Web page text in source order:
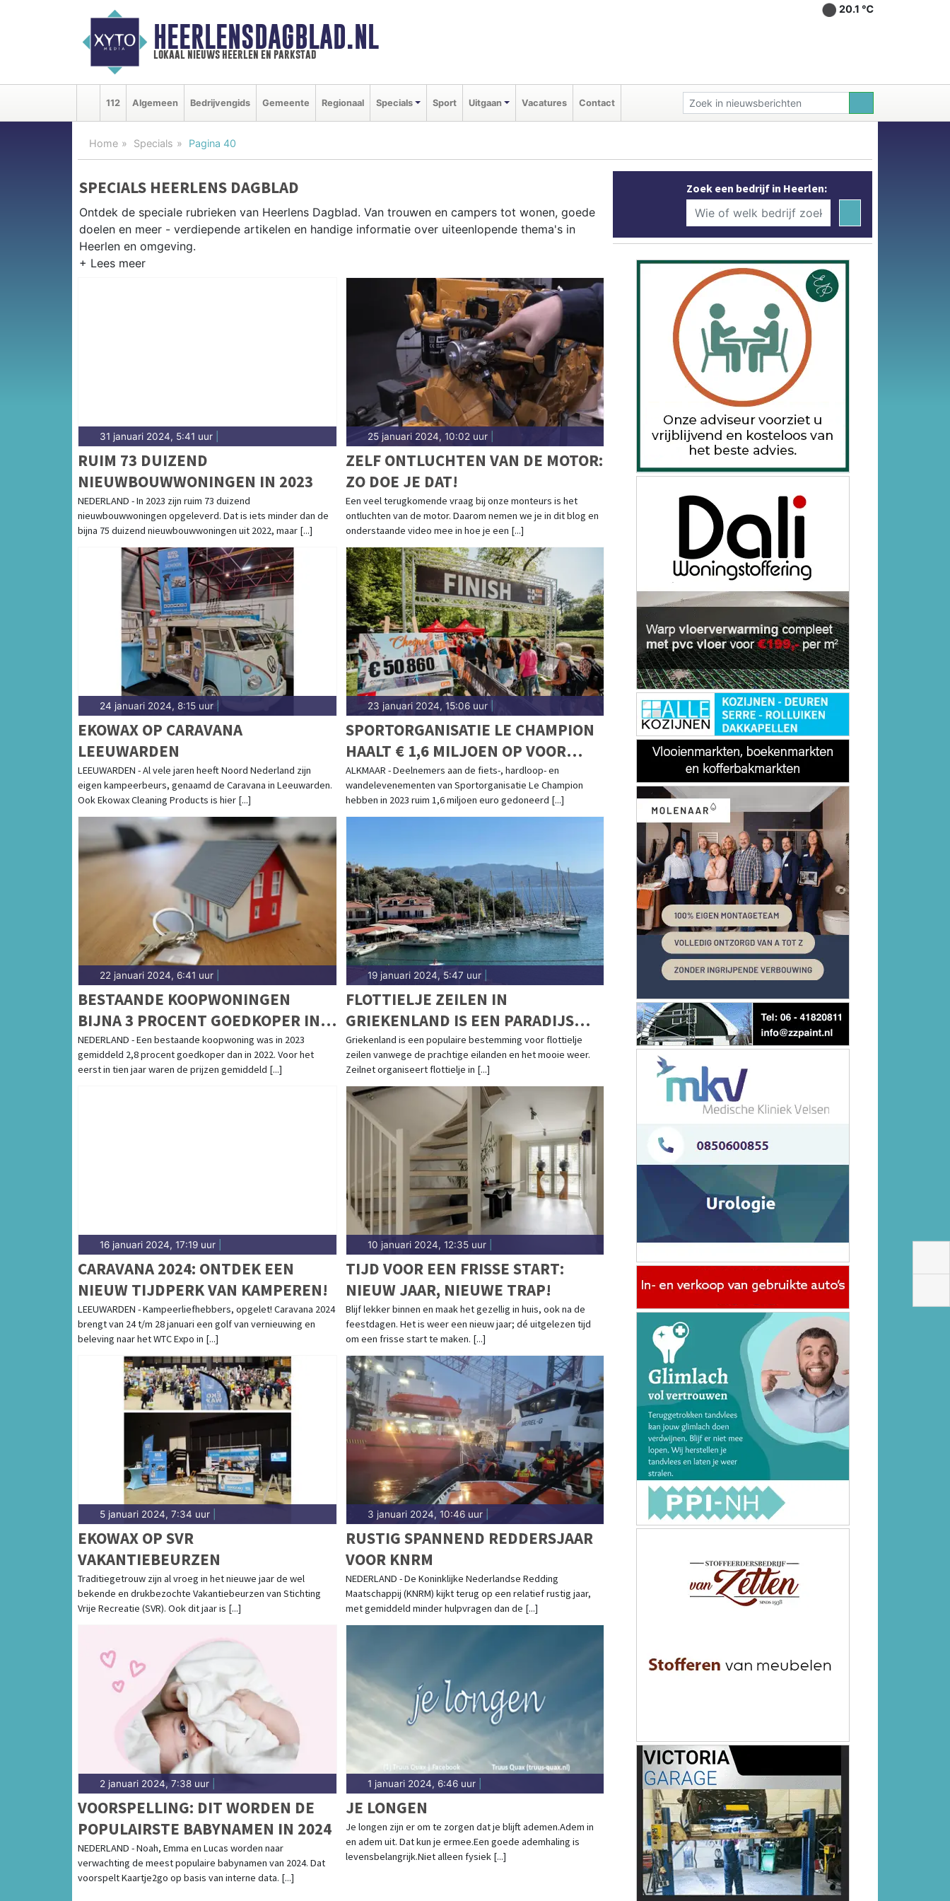
HEERLENSDAGBLAD.NL
lokaal nieuws heerlen en parkstad
20.1 ℃
112 Algemeen Bedrijvengids Gemeente Regionaal Specials Sport Uitgaan Vacatures Contact
Home Specials Pagina 40
SPECIALS HEERLENS DAGBLAD
Ontdek de speciale rubrieken van Heerlens Dagblad. Van trouwen en campers tot wonen, goede
doelen en meer - verdiepende artikelen en handige informatie over uiteenlopende thema's in
Heerlen en omgeving.
31 januari 2024, 5:41 uur
RUIM 73 DUIZEND
NIEUWBOUWWONINGEN IN 2023
NEDERLAND - In 2023 zijn ruim 73 duizend
nieuwbouwwoningen opgeleverd. Dat is iets minder dan de
bijna 75 duizend nieuwbouwwoningen uit 2022, maar [...]
25 januari 2024, 10:02 uur|
ZELF ONTLUCHTEN VAN DE MOTOR:
ZO DOE JE DAT!
Een veel terugkomende vraag bij onze monteurs is het
ontluchten van de motor. Daarom nemen we je in dit blog en
onderstaande video mee in hoe je een [...]
24 januari 2024, 8:15 uur
EKOWAX OP CARAVANA
LEEUWARDEN
LEEUWARDEN - Al vele jaren heeft Noord Nederland zijn
eigen kampeerbeurs, genaamd de Caravana in Leeuwarden.
Ook Ekowax Cleaning Products is hier [...]
23 januari 2024, 15:06 uur|
SPORTORGANISATIE LE CHAMPION
HAALT € 1,6 MILJOEN OP VOOR
GOEDE DOELEN
ALKMAAR - Deelnemers aan de fiets-, hardloop- en
wandelevenementen van Sportorganisatie Le Champion
hebben in 2023 ruim 1,6 miljoen euro gedoneerd [...]
22 januari 2024, 6:41 uur
BESTAANDE KOOPWONINGEN
BIJNA 3 PROCENT GOEDKOPER IN
2023
NEDERLAND - Een bestaande koopwoning was in 2023
gemiddeld 2,8 procent goedkoper dan in 2022. Voor het
eerst in tien jaar waren de prijzen gemiddeld [...]
19 januari 2024, 5:47 uur|
FLOTTIELJE ZEILEN IN
GRIEKENLAND IS EEN PARADIJS
VOOR ZEILERS
Griekenland is een populaire bestemming voor flottielje
zeilen vanwege de prachtige eilanden en het mooie weer.
Zeilnet organiseert flottielje in [...]
16 januari 2024, 17:19 uur
CARAVANA 2024: ONTDEK EEN
NIEUW TIJDPERK VAN KAMPEREN!
LEEUWARDEN - Kampeerliefhebbers, opgelet! Caravana 2024
brengt van 24 t/m 28 januari een golf van vernieuwing en
beleving naar het WTC Expo in [...]
10 januari 2024, 12:35 uur|
TIJD VOOR EEN FRISSE START:
NIEUW JAAR, NIEUWE TRAP!
Blijf lekker binnen en maak het gezellig in huis, ook na de
feestdagen. Het is weer een nieuw jaar; dé uitgelezen tijd
om een frisse start te maken. [...]
5 januari 2024, 7:34 uur
EKOWAX OP SVR
VAKANTIEBEURZEN
Traditiegetrouw zijn al vroeg in het nieuwe jaar de wel
bekende en drukbezochte Vakantiebeurzen van Stichting
Vrije Recreatie (SVR). Ook dit jaar is [...]
3 januari 2024, 10:46 uur|
RUSTIG SPANNEND REDDERSJAAR
VOOR KNRM
NEDERLAND - De Koninklijke Nederlandse Redding
Maatschappij (KNRM) kijkt terug op een relatief rustig jaar,
met gemiddeld minder hulpvragen dan de [...]
2 januari 2024, 7:38 uur
VOORSPELLING: DIT WORDEN DE
POPULAIRSTE BABYNAMEN IN 2024
NEDERLAND - Noah, Emma en Lucas worden naar
verwachting de meest populaire babynamen van 2024. Dat
voorspelt Kaartje2go op basis van interne data. [...]
1 januari 2024, 6:46 uur|
JE LONGEN
Je longen zijn er om te zorgen dat je blijft ademen.Adem in
en adem uit. Dat kun je ermee.Een goede ademhaling is
levensbelangrijk.Niet alleen fysiek [...]
Zoek een bedrijf in Heerlen: